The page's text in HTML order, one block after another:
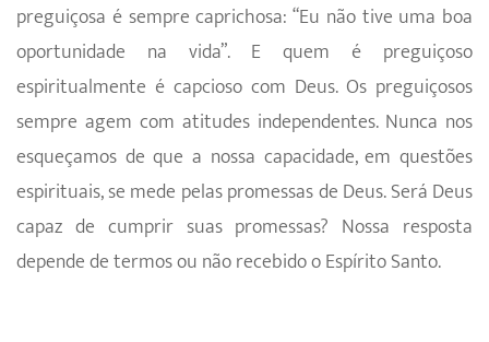
preguiçosa é sempre caprichosa: “Eu não tive uma boa
oportunidade na vida”. E quem é preguiçoso
espiritualmente é capcioso com Deus. Os preguiçosos
sempre agem com atitudes independentes. Nunca nos
esqueçamos de que a nossa capacidade, em questões
espirituais, se mede pelas promessas de Deus. Será Deus
capaz de cumprir suas promessas? Nossa resposta
depende de termos ou não recebido o Espírito Santo.